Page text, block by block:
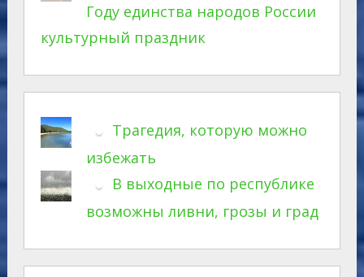
Году единства народов России
культурный праздник
Трагедия, которую можно
избежать
В выходные по республике
возможны ливни, грозы и град